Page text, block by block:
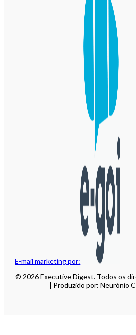
E-mail marketing por:
© 2026 Executive Digest. Todos os
| Produzido por: Neurónio